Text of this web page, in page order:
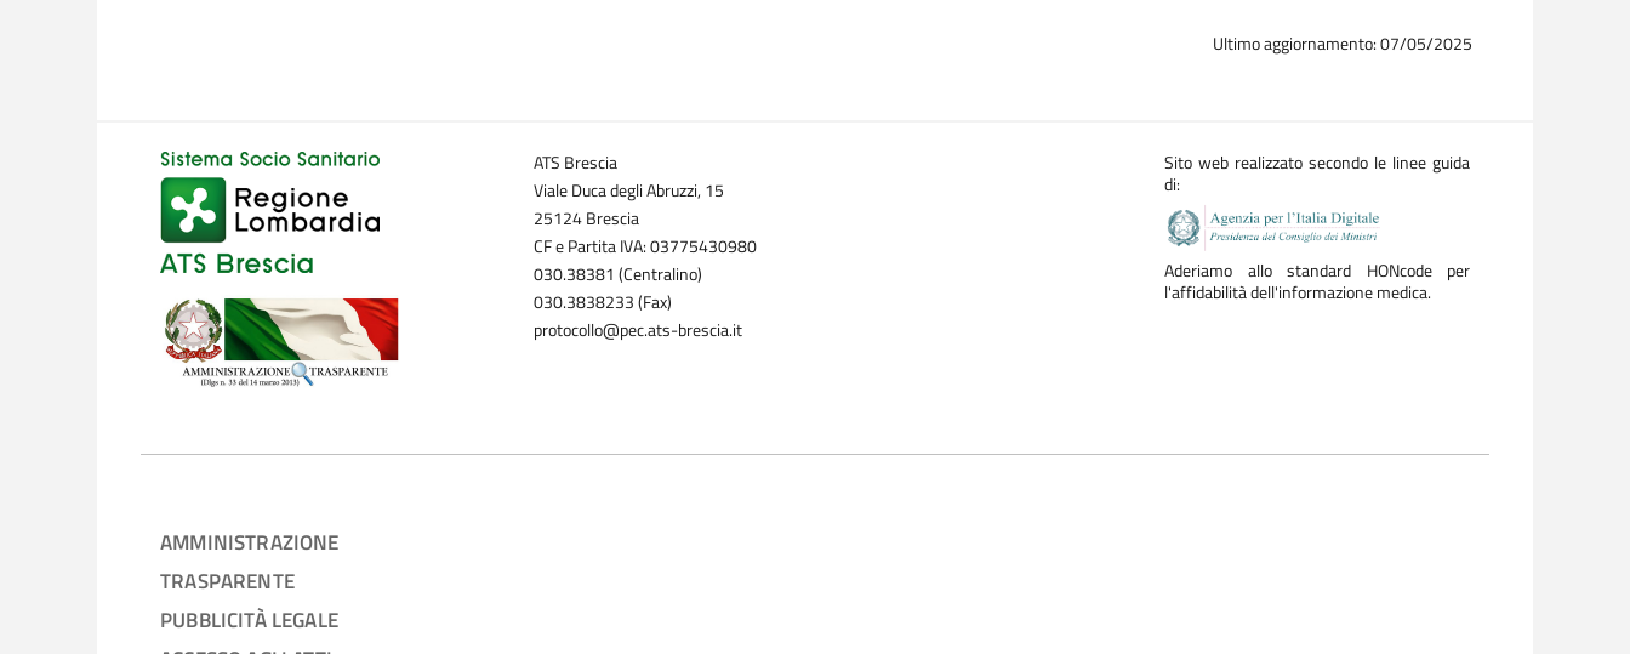
Ultimo aggiornamento: 07/05/2025
ATS Brescia
Viale Duca degli Abruzzi, 15
25124 Brescia
CF e Partita IVA: 03775430980
030.38381 (Centralino)
030.3838233 (Fax)
protocollo@pec.ats-brescia.it
Sito web realizzato secondo le linee guida
di:
Aderiamo allo standard HONcode per
l'affidabilità dell'informazione medica.
AMMINISTRAZIONE
TRASPARENTE
PUBBLICITÀ LEGALE